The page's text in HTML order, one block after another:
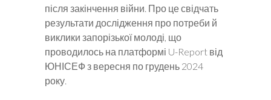
після закінчення війни. Про це свідчать
результати дослідження про потреби й
виклики запорізької молоді, що
проводилось на платформі U-Report від
ЮНІСЕФ з вересня по грудень 2024
року.